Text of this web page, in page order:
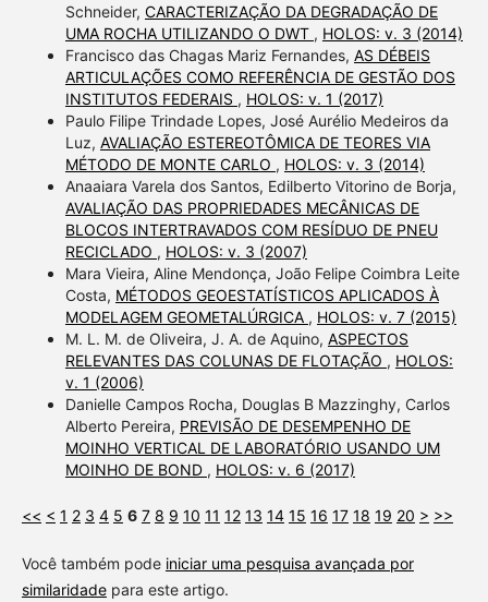
Schneider, CARACTERIZAÇÃO DA DEGRADAÇÃO DE
UMA ROCHA UTILIZANDO O DWT , HOLOS: v. 3 (2014)
Francisco das Chagas Mariz Fernandes, AS DÉBEIS
ARTICULAÇÕES COMO REFERÊNCIA DE GESTÃO DOS
INSTITUTOS FEDERAIS , HOLOS: v. 1 (2017)
Paulo Filipe Trindade Lopes, José Aurélio Medeiros da
Luz, AVALIAÇÃO ESTEREOTÔMICA DE TEORES VIA
MÉTODO DE MONTE CARLO , HOLOS: v. 3 (2014)
Anaaiara Varela dos Santos, Edilberto Vitorino de Borja,
AVALIAÇÃO DAS PROPRIEDADES MECÂNICAS DE
BLOCOS INTERTRAVADOS COM RESÍDUO DE PNEU
RECICLADO , HOLOS: v. 3 (2007)
Mara Vieira, Aline Mendonça, João Felipe Coimbra Leite
Costa, MÉTODOS GEOESTATÍSTICOS APLICADOS À
MODELAGEM GEOMETALÚRGICA , HOLOS: v. 7 (2015)
M. L. M. de Oliveira, J. A. de Aquino, ASPECTOS
RELEVANTES DAS COLUNAS DE FLOTAÇÃO , HOLOS:
v. 1 (2006)
Danielle Campos Rocha, Douglas B Mazzinghy, Carlos
Alberto Pereira, PREVISÃO DE DESEMPENHO DE
MOINHO VERTICAL DE LABORATÓRIO USANDO UM
MOINHO DE BOND , HOLOS: v. 6 (2017)
<< < 1 2 3 4 5 6 7 8 9 10 11 12 13 14 15 16 17 18 19 20 > >>
Você também pode iniciar uma pesquisa avançada por
similaridadepara este artigo.